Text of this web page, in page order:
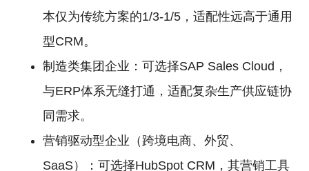
本仅为传统方案的1/3-1/5，适配性远高于通用
型CRM。
制造类集团企业：可选择SAP Sales Cloud，
与ERP体系无缝打通，适配复杂生产供应链协
同需求。
营销驱动型企业（跨境电商、外贸、
SaaS）：可选择HubSpot CRM，其营销工具